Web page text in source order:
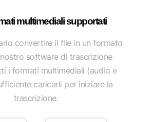
multimediali supportati
convertire il file in un formato
software di trascrizione
i formati multimediali (audio e
caricarli per iniziare la
trascrizione.